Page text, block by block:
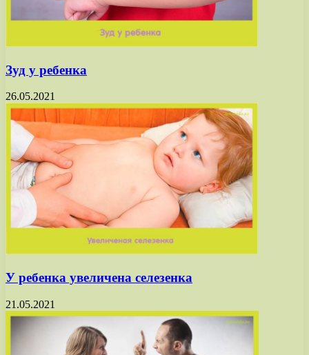
Зуд у ребенка
26.05.2021
У ребенка увеличена селезенка
21.05.2021